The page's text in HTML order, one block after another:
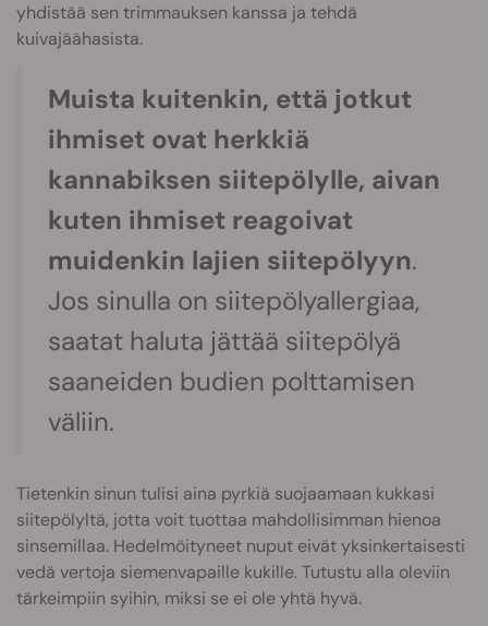
yhdistää sen trimmauksen kanssa ja tehdä
kuivajäähasista.
Muista kuitenkin, että jotkut
ihmiset ovat herkkiä
kannabiksen siitepölylle, aivan
kuten ihmiset reagoivat
muidenkin lajien siitepölyyn.
Jos sinulla on siitepölyallergiaa,
saatat haluta jättää siitepölyä
saaneiden budien polttamisen
väliin.
Tietenkin sinun tulisi aina pyrkiä suojaamaan kukkasi
siitepölyltä, jotta voit tuottaa mahdollisimman hienoa
sinsemillaa. Hedelmöityneet nuput eivät yksinkertaisesti
vedä vertoja siemenvapaille kukille. Tutustu alla oleviin
tärkeimpiin syihin, miksi se ei ole yhtä hyvä.